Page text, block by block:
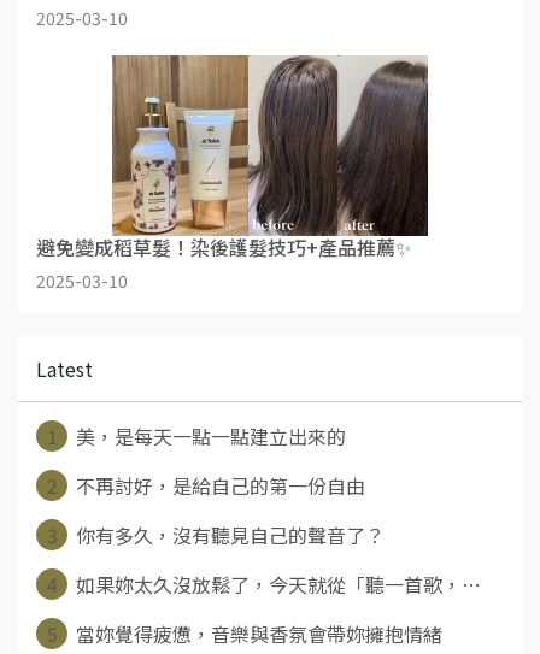
2025-03-10
避免變成稻草髮！染後護髮技巧+產品推薦✨
2025-03-10
Latest
1
美，是每天一點一點建立出來的
2
不再討好，是給自己的第一份自由
3
你有多久，沒有聽見自己的聲音了？
4
如果妳太久沒放鬆了，今天就從「聽一首歌，⋯
5
當妳覺得疲憊，音樂與香氛會帶妳擁抱情緒